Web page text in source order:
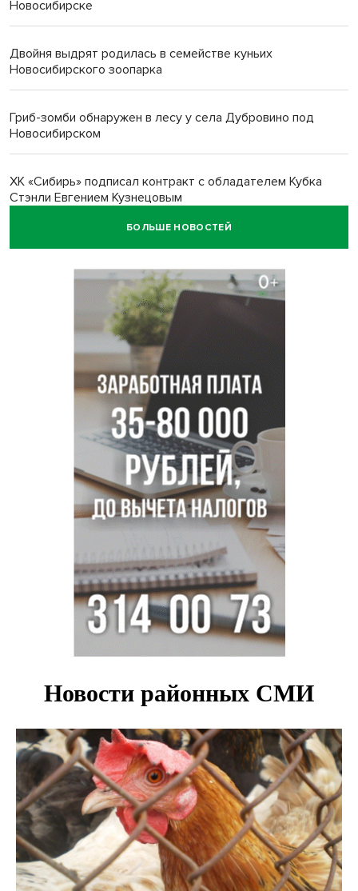
Новосибирске
Двойня выдрят родилась в семействе куньих
Новосибирского зоопарка
Гриб-зомби обнаружен в лесу у села Дубровино под
Новосибирском
ХК «Сибирь» подписал контракт с обладателем Кубка
Стэнли Евгением Кузнецовым
Отправил инвалида на СВО и получил его «посмертные»
Андрей Травников поздравил новосибирцев с
юбилейным Днем строителя
Ученики новосибирского лицея победили в
Международной олимпиаде по ИИ
Остановку электричек о.п. Радуга Сибири начали строить
БОЛЬШЕ НОВОСТЕЙ